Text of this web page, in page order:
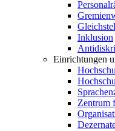
Inklusion
Einrichtungen
Zentrum